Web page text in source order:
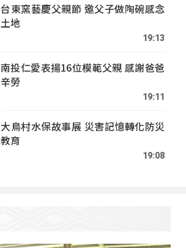
台東窯藝慶父親節 邀父子做陶碗感念
土地
19:13
南投仁愛表揚16位模範父親 感謝爸爸
辛勞
19:11
大鳥村水保故事展 災害記憶轉化防災
教育
19:08